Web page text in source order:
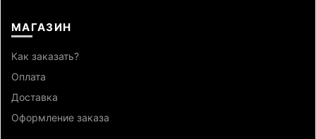
МАГАЗИН
Как заказать?
Оплата
Доставка
Оформление заказа